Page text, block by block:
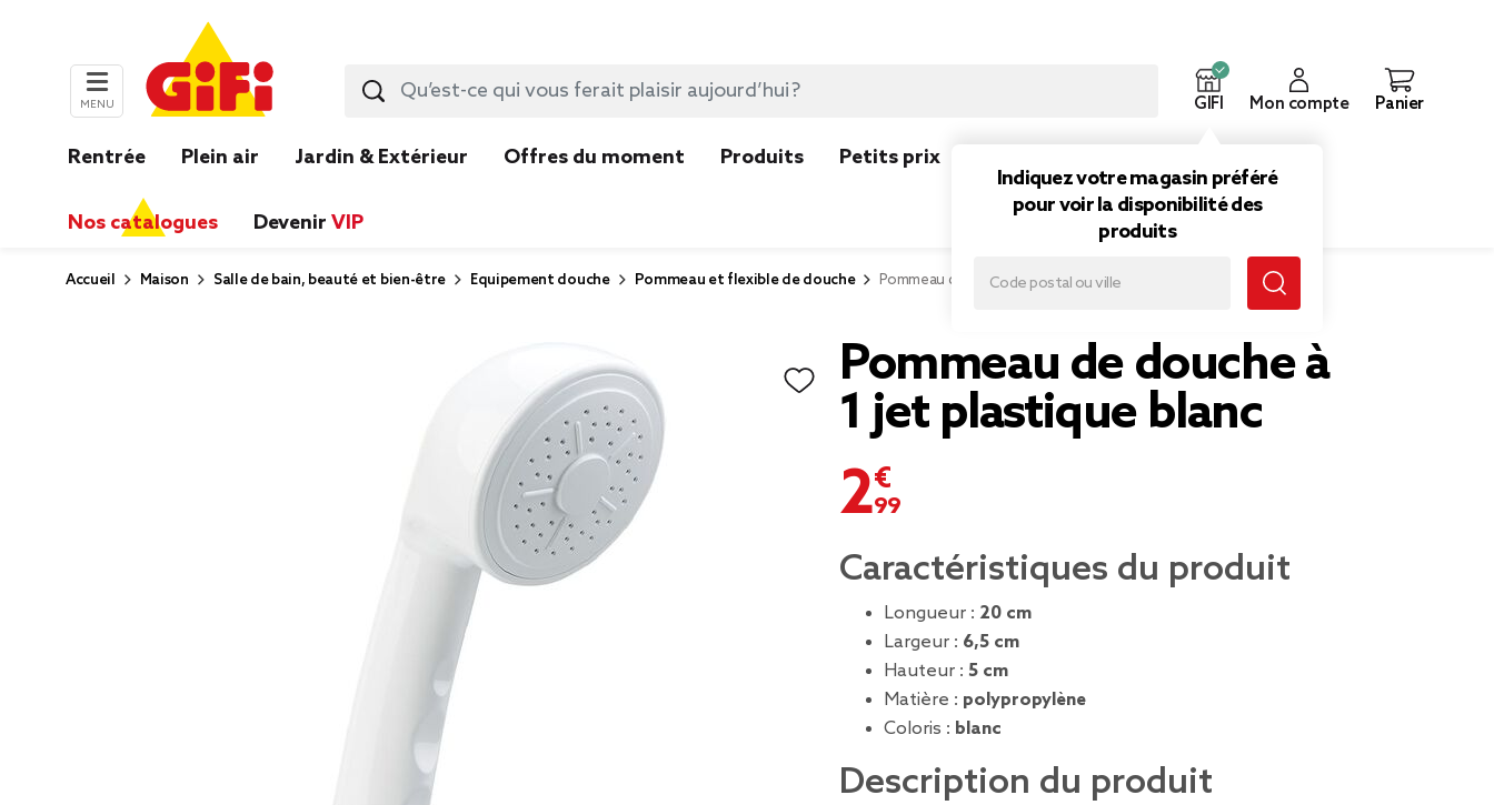
MENU GIFI
Indiquez votre magasin préféré
pour voir la disponibilité des
produits
Mon compte Panier
Rentrée Plein air Jardin & Extérieur Offres du moment Produits Petits prix
Nos catalogues Devenir VIP
Accueil Maison Salle de bain, beauté et bien-être Equipement douche Pommeau et flexible de douche Pommeau de douche à 1 jet plastique blanc
Pommeau de douche à
1 jet plastique blanc
2,99 €
Caractéristiques du produit
Longueur : 20 cm
Largeur : 6,5 cm
Hauteur : 5 cm
Matière : polypropylène
Coloris : blanc
Description du produit